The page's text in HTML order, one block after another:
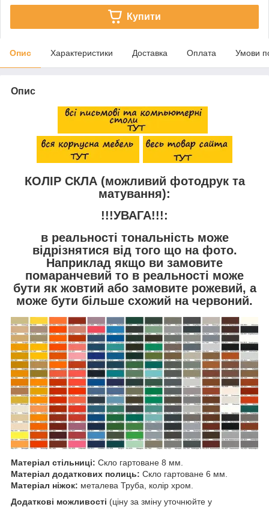
Купити
Опис Характеристики Доставка Оплата Умови
Опис
КОЛІР СКЛА (можливий фотодрук та
матування):
!!!УВАГА!!!:
в реальності тональність може
відрізнятися від того що на фото.
Наприклад якщо ви замовите
помаранчевий то в реальності може
бути як жовтий або замовите рожевий, а
може бути більше схожий на червоний.
Матеріал стільниці: Скло гартоване 8 мм.
Матеріал додаткових полиць: Скло гартоване 6 мм.
Матеріал ніжок: металева Труба, колір хром.
Додаткові можливості (ціну за зміну уточнюйте у